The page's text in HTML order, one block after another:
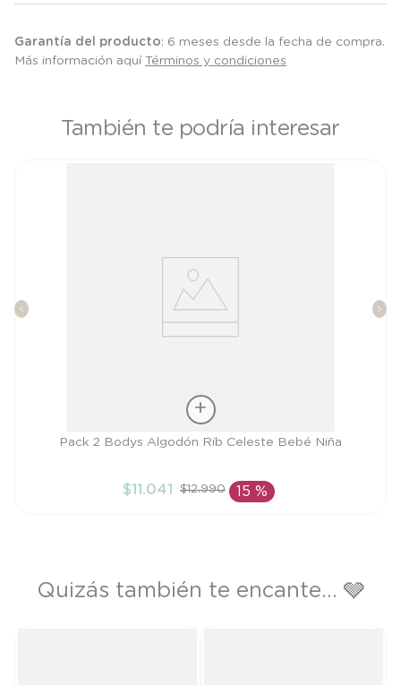
Garantía del producto: 6 meses desde la fecha de compra.
Más información aquí Términos y condiciones
También te podría interesar
AÑADIR AL CARRITO
Pack 2 Bodys Algodón Rib Celeste Bebé Niña
$11 .041 $12.990 15 %
Quizás también te encante... 🩶